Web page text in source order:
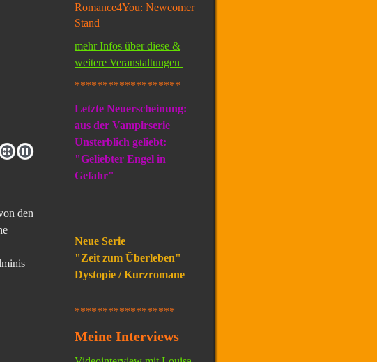
den
Romance4You: Newcomer
Stand
mehr Infos über diese &
weitere Veranstaltungen
*******************
Letzte Neuerscheinung:
aus der Vampirserie
Unsterblich geliebt:
"Geliebter Engel in
Gefahr"
Neue Serie
"Zeit zum Überleben"
Dystopie / Kurzromane
******************
Meine Interviews